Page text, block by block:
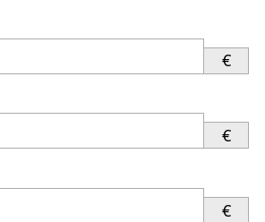
€
€
€